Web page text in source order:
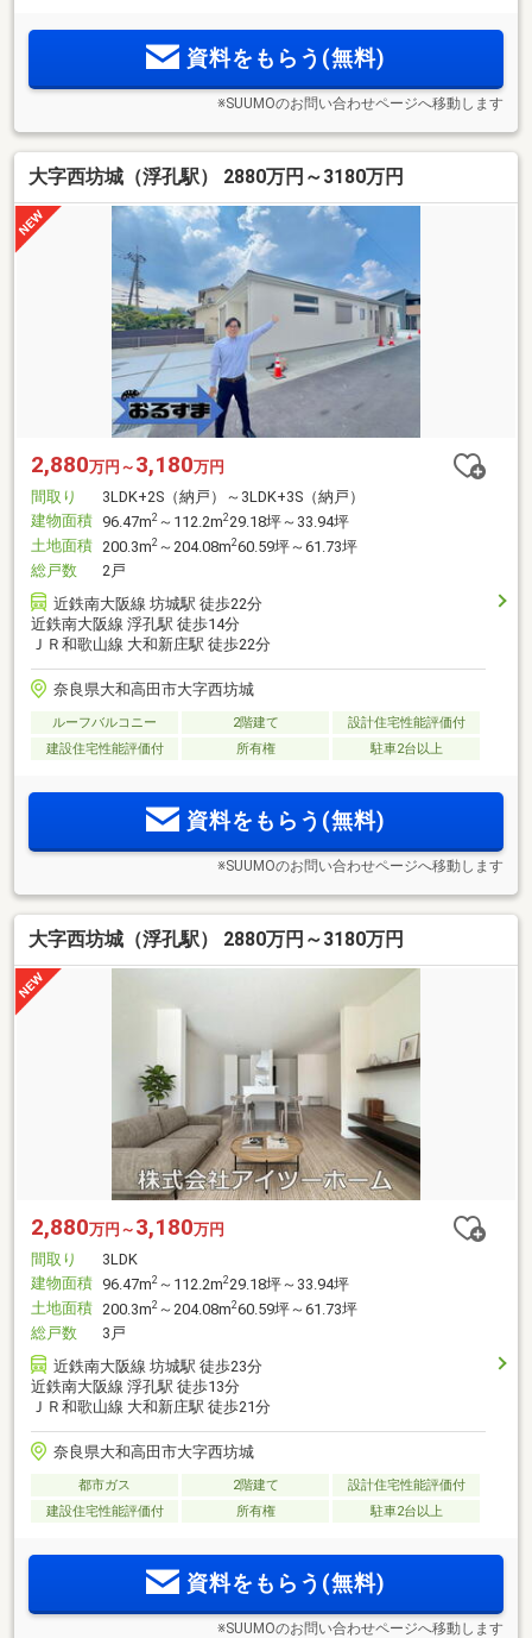
資料をもらう(無料)
※SUUMOのお問い合わせページへ移動します
大字西坊城（浮孔駅） 2880万円～3180万円
2,880万円～ 3,180万円
間取り
3LDK+2S（納戸）～3LDK+3S（納戸）
建物面積 96.47m2 ～112.2m229.18坪～33.94坪
土地面積 200.3m2 ～204.08m260.59坪～61.73坪
総戸数
2戸
近鉄南大阪線 坊城駅 徒歩22分
近鉄南大阪線 浮孔駅 徒歩14分
ＪＲ和歌山線 大和新庄駅 徒歩22分
奈良県大和高田市大字西坊城
ルーフバルコニー 2階建て
設計住宅性能評価付
建設住宅性能評価付
所有権 駐車2台以上
資料をもらう(無料)
※SUUMOのお問い合わせページへ移動します
大字西坊城（浮孔駅） 2880万円～3180万円
2,880万円～ 3,180万円
間取り
3LDK
建物面積 96.47m2 ～112.2m229.18坪～33.94坪
土地面積 200.3m2 ～204.08m260.59坪～61.73坪
総戸数
3戸
近鉄南大阪線 坊城駅 徒歩23分
近鉄南大阪線 浮孔駅 徒歩13分
ＪＲ和歌山線 大和新庄駅 徒歩21分
奈良県大和高田市大字西坊城
都市ガス 2階建て
設計住宅性能評価付
建設住宅性能評価付
所有権 駐車2台以上
資料をもらう(無料)
※SUUMOのお問い合わせページへ移動します